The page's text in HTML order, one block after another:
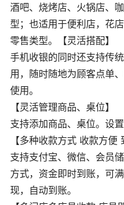
酒吧、烧烤店、火锅店、
型；也适用于便利店，花
零售类型。【灵活搭配】
手机收银的同时还支持传
用，随时随地为顾客点单
使用。
【灵活管理商品、桌位】
支持添加商品、桌位。设
【多种收款方式 收款方便
支持支付宝、微信、会员
方式，资金即时到账，可
现，自动到账。